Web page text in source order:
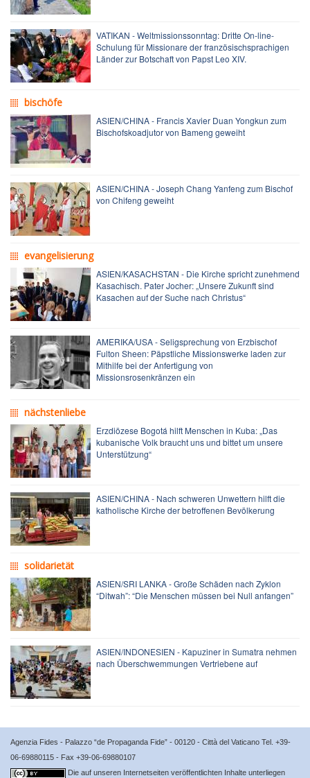
VATIKAN - Weltmissionssonntag: Dritte On-line-
Schulung für Missionare der französischsprachigen
Länder zur Botschaft von Papst Leo XIV.
bischöfe
ASIEN/CHINA - Francis Xavier Duan Yongkun zum
Bischofskoadjutor von Bameng geweiht
ASIEN/CHINA - Joseph Chang Yanfeng zum Bischof
von Chifeng geweiht
evangelisierung
ASIEN/KASACHSTAN - Die Kirche spricht zunehmend
Kasachisch. Pater Jocher: „Unsere Zukunft sind
Kasachen auf der Suche nach Christus“
AMERIKA/USA - Seligsprechung von Erzbischof
Fulton Sheen: Päpstliche Missionswerke laden zur
Mithilfe bei der Anfertigung von
Missionsrosenkränzen ein
nächstenliebe
Erzdiözese Bogotá hilft Menschen in Kuba: „Das
kubanische Volk braucht uns und bittet um unsere
Unterstützung“
ASIEN/CHINA - Nach schweren Unwettern hilft die
katholische Kirche der betroffenen Bevölkerung
solidarietät
ASIEN/SRI LANKA - Große Schäden nach Zyklon
“Ditwah”: “Die Menschen müssen bei Null anfangen”
ASIEN/INDONESIEN - Kapuziner in Sumatra nehmen
nach Überschwemmungen Vertriebene auf
Agenzia Fides - Palazzo “de Propaganda Fide” - 00120 - Città del Vaticano Tel. +39-
06-69880115 - Fax +39-06-69880107
Die auf unseren Internetseiten veröffentlichten Inhalte unterliegen